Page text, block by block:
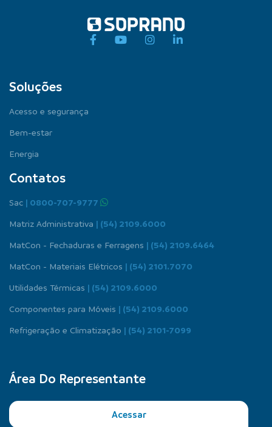
Soluções
Acesso e segurança
Bem-estar
Energia
Contatos
Sac | 0800-707-9777
Matriz Administrativa | (54) 2109.6000
MatCon - Fechaduras e Ferragens | (54) 2109.6464
MatCon - Materiais Elétricos | (54) 2101.7070
Utilidades Térmicas | (54) 2109.6000
Componentes para Móveis | (54) 2109.6000
Refrigeração e Climatização | (54) 2101-7099
Área Do Representante
Acessar